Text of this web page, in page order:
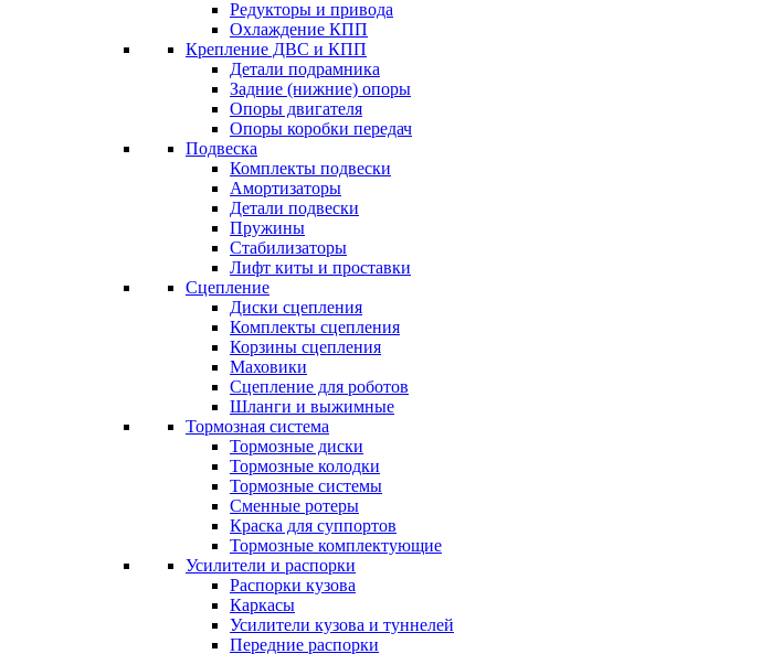
Редукторы и привода
Охлаждение КПП
Крепление ДВС и КПП
Детали подрамника
Задние (нижние) опоры
Опоры двигателя
Опоры коробки передач
Подвеска
Комплекты подвески
Амортизаторы
Детали подвески
Пружины
Стабилизаторы
Лифт киты и проставки
Сцепление
Диски сцепления
Комплекты сцепления
Корзины сцепления
Маховики
Сцепление для роботов
Шланги и выжимные
Тормозная система
Тормозные диски
Тормозные колодки
Тормозные системы
Сменные ротеры
Краска для суппортов
Тормозные комплектующие
Усилители и распорки
Распорки кузова
Каркасы
Усилители кузова и туннелей
Передние распорки